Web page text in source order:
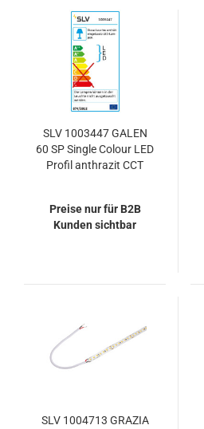
SLV 1003447 GALEN
60 SP Single Colour LED
Profil anthrazit CCT
Preise nur für B2B
Kunden sichtbar
SLV 1004713 GRAZIA